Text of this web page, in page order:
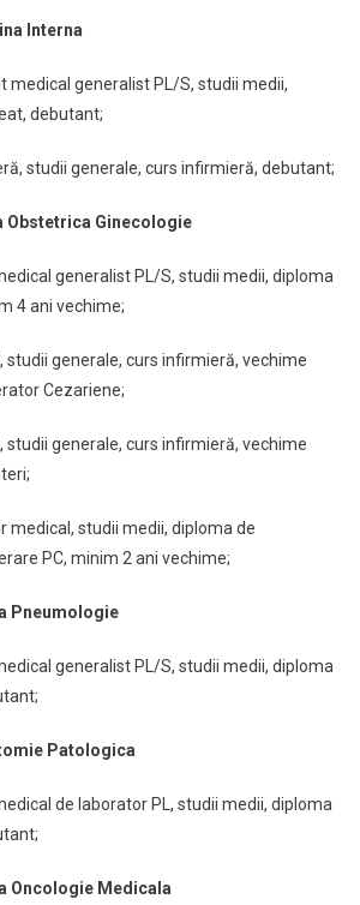
Interna
medical generalist PL/S, studii medii,
debutant;
studii generale, curs infirmieră, debutant;
Ginecologie
generalist PL/S, studii medii, diploma
4 ani vechime;
generale, curs infirmieră, vechime
Cezariene;
generale, curs infirmieră, vechime
medical, studii medii, diploma de
PC, minim 2 ani vechime;
generalist PL/S, studii medii, diploma
Patologica
de laborator PL, studii medii, diploma
Medicala